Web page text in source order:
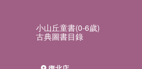
小山丘童書(0-6歲)
古典圖書目錄